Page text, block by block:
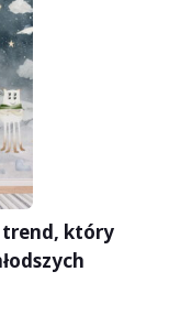
trend, który